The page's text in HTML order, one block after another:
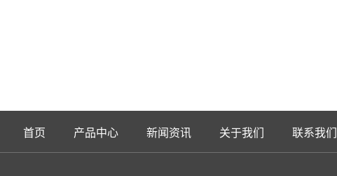
首页 产品中心 新闻资讯 关于我们 联系我们